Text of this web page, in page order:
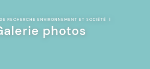
RECHERCHE ENVIRONNEMENT ET SOCIÉTÉ |
photos